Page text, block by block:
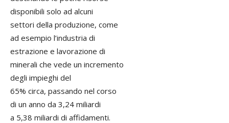
disponibili solo ad alcuni
settori della produzione, come
ad esempio l’industria di
estrazione e lavorazione di
minerali che vede un incremento
degli impieghi del
65% circa, passando nel corso
di un anno da 3,24 miliardi
a 5,38 miliardi di affidamenti.